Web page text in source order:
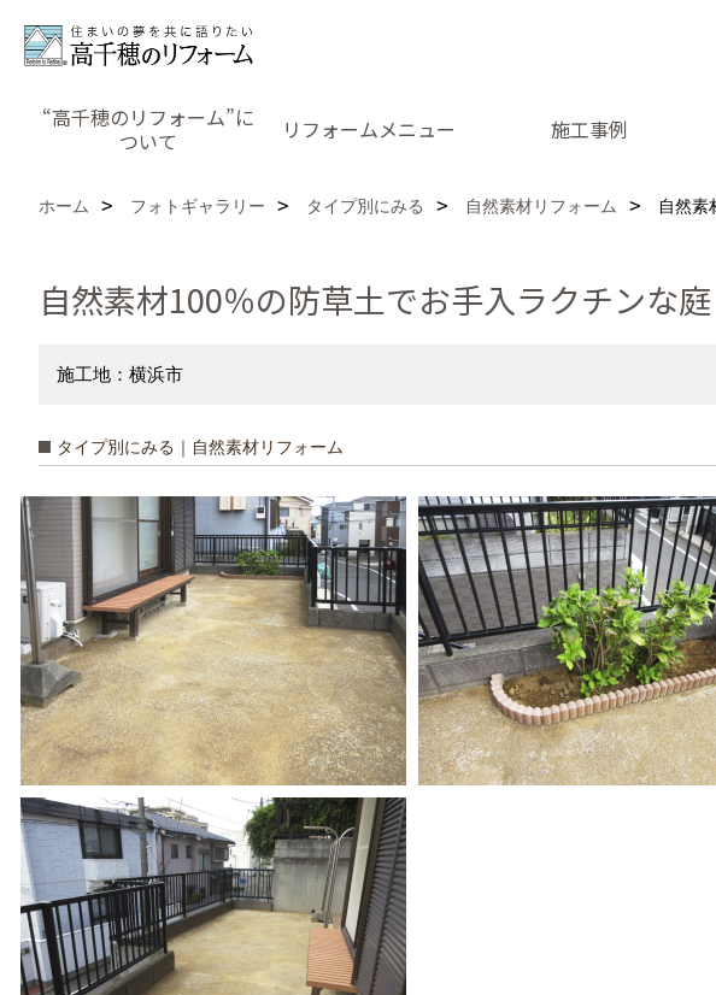
“高千穂のリフォーム”に
ついて
リフォームメニュー 施工事例
ホーム フォトギャラリー タイプ別にみる 自然素材リフォーム 自然素
自然素材100％の防草土でお手入ラクチンな庭
施工地：横浜市
タイプ別にみる｜自然素材リフォーム